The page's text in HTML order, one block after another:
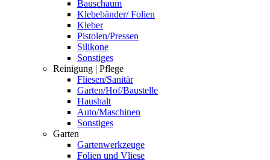
Bauschaum
Klebebänder/ Folien
Kleber
Pistolen/Pressen
Silikone
Sonstiges
Reinigung | Pflege
Fliesen/Sanitär
Garten/Hof/Baustelle
Haushalt
Auto/Maschinen
Sonstiges
Garten
Gartenwerkzeuge
Folien und Vliese